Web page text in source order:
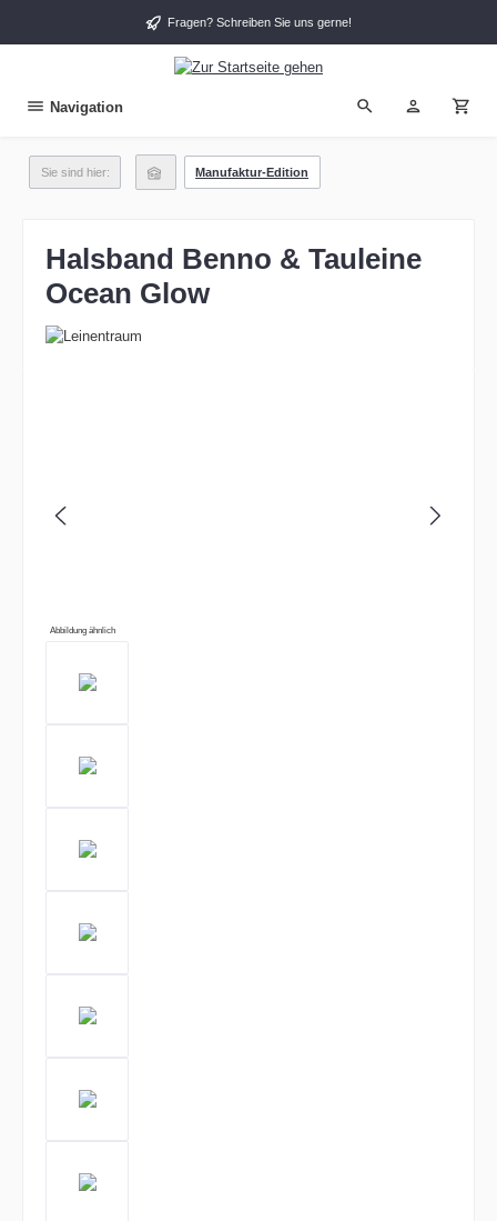
Fragen? Schreiben Sie uns gerne!
Navigation
Sie sind hier: Manufaktur-Edition
Halsband Benno & Tauleine
Ocean Glow
Abbildung ähnlich